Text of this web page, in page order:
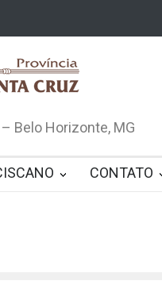
Belo Horizonte, MG
CONTATO